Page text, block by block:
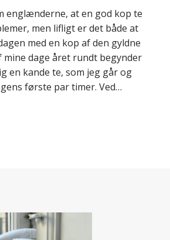
englænderne, at en god kop te
men lifligt er det både at
med en kop af den gyldne
mine dage året rundt begynder
en kande te, som jeg går og
første par timer. Ved…